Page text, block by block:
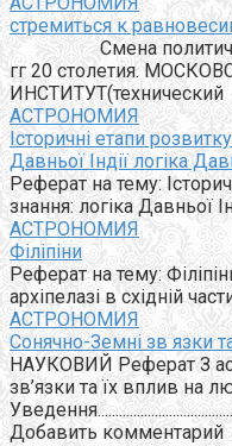
стремиться к
Смена
гг 20 столетия.
ИНСТИТУТ(технический
АСТРОНОМИЯ
Історичні етапи
Давньої Індії логіка
Реферат на тему:
знання: логіка Давньої
АСТРОНОМИЯ
Філіпіни
Реферат на тему:
архіпелазі в східній
АСТРОНОМИЯ
Сонячно-Земні зв язки
НАУКОВИЙ Реферат З
зв’язки та їх вплив на
Добавить комментарий